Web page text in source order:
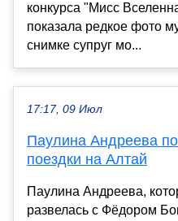
конкурса "Мисс
показала редкое фото
снимке супруг мо...
17:17, 09 Июл
Паулина Андреева
поездки на Алтай
Паулина Андреева,
развелась с Фёдором